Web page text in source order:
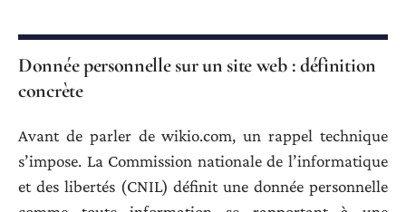
Donnée personnelle sur un site web : définition
concrète
Avant de parler de wikio.com, un rappel technique
s’impose. La Commission nationale de l’informatique
et des libertés (CNIL) définit une donnée personnelle